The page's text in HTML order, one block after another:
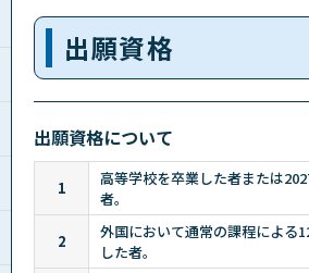
出願資格
出願資格について
1
高等学校を卒業した者または
者。
2
外国において通常の課程による
した者。